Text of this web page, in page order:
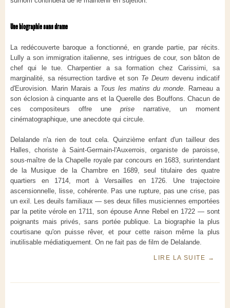
Une biographie sans drame
La redécouverte baroque a fonctionné, en grande partie, par récits.
Lully a son immigration italienne, ses intrigues de cour, son bâton de
chef qui le tue. Charpentier a sa formation chez Carissimi, sa
marginalité, sa résurrection tardive et son Te Deum devenu indicatif
d'Eurovision. Marin Marais a Tous les matins du monde. Rameau a
son éclosion à cinquante ans et la Querelle des Bouffons. Chacun de
ces compositeurs offre une prise narrative, un moment
cinématographique, une anecdote qui circule.
Delalande n'a rien de tout cela. Quinzième enfant d'un tailleur des
Halles, choriste à Saint-Germain-l'Auxerrois, organiste de paroisse,
sous-maître de la Chapelle royale par concours en 1683, surintendant
de la Musique de la Chambre en 1689, seul titulaire des quatre
quartiers en 1714, mort à Versailles en 1726. Une trajectoire
ascensionnelle, lisse, cohérente. Pas une rupture, pas une crise, pas
un exil. Les deuils familiaux — ses deux filles musiciennes emportées
par la petite vérole en 1711, son épouse Anne Rebel en 1722 — sont
poignants mais privés, sans portée publique. La biographie la plus
courtisane qu'on puisse rêver, et pour cette raison même la plus
inutilisable médiatiquement. On ne fait pas de film de Delalande.
LIRE LA SUITE →